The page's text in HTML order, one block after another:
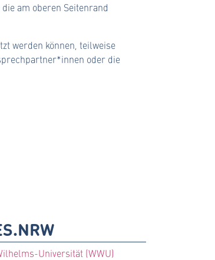
am oberen Seitenrand
werden können, teilweise
oder die
Universität (WWU)